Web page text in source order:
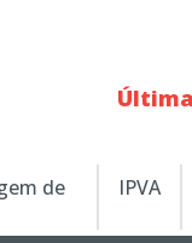
de IPVA